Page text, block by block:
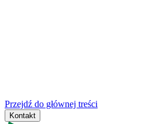
Przejdź do głównej treści
Kontakt